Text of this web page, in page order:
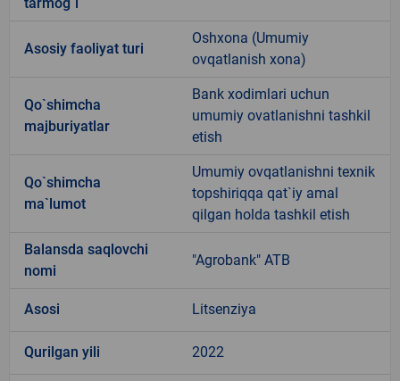
Аsosiy faoliyat turi
Oshxona (Umumiy
ovqatlanish xona)
Qo`shimcha
majburiyatlar
Bank xodimlari uchun
umumiy ovatlanishni tashkil
etish
Qo`shimcha
ma`lumot
Umumiy ovqatlanishni texnik
topshiriqqa qat`iy amal
qilgan holda tashkil etish
Balansda saqlovchi
nomi
"Agrobank" ATB
Asosi Litsenziya
Qurilgan yili 2022